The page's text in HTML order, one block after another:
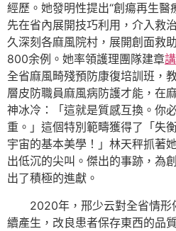
經歷。她發明性提出“創瘍再生醫
先在省內展開技巧利用，介入救
久深刻各麻風院村，展開創面救
800余例。她率領護理團隊建章
全省麻風畸殘預防康復培訓班，
層皮防職員麻風病防護才能，在
神冰冷：「這就是質感互換。你
重。」這個特別範疇獲得了「失
宇宙的基本美學！」林天秤抓著
出低沉的尖叫。傑出的事跡，為
出了積極的進獻。
2020年，邢少云對全省情
續產生，改良患者保存東西的品